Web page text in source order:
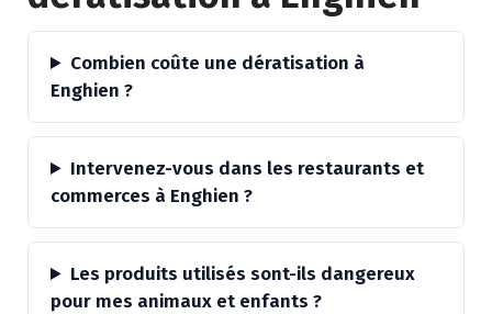
Combien coûte une dératisation à
Enghien ?
Intervenez-vous dans les restaurants et
commerces à Enghien ?
Les produits utilisés sont-ils dangereux
pour mes animaux et enfants ?